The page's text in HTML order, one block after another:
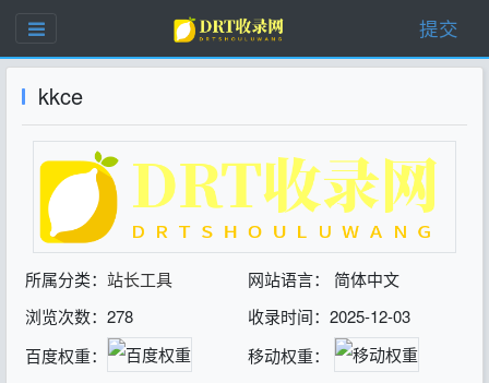
提交
kkce
所属分类： 站长工具
网站语言： 简体中文
浏览次数：278
收录时间：2025-12-03
百度权重：
移动权重：